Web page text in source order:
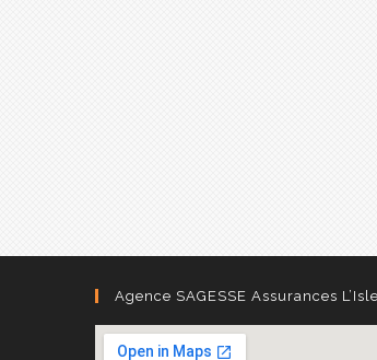
Agence SAGESSE Assurances